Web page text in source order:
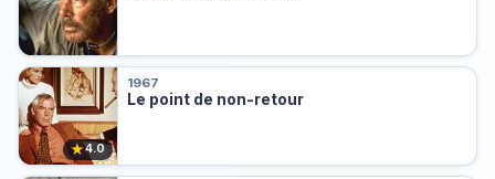
★4.0
1967
Le point de non-retour